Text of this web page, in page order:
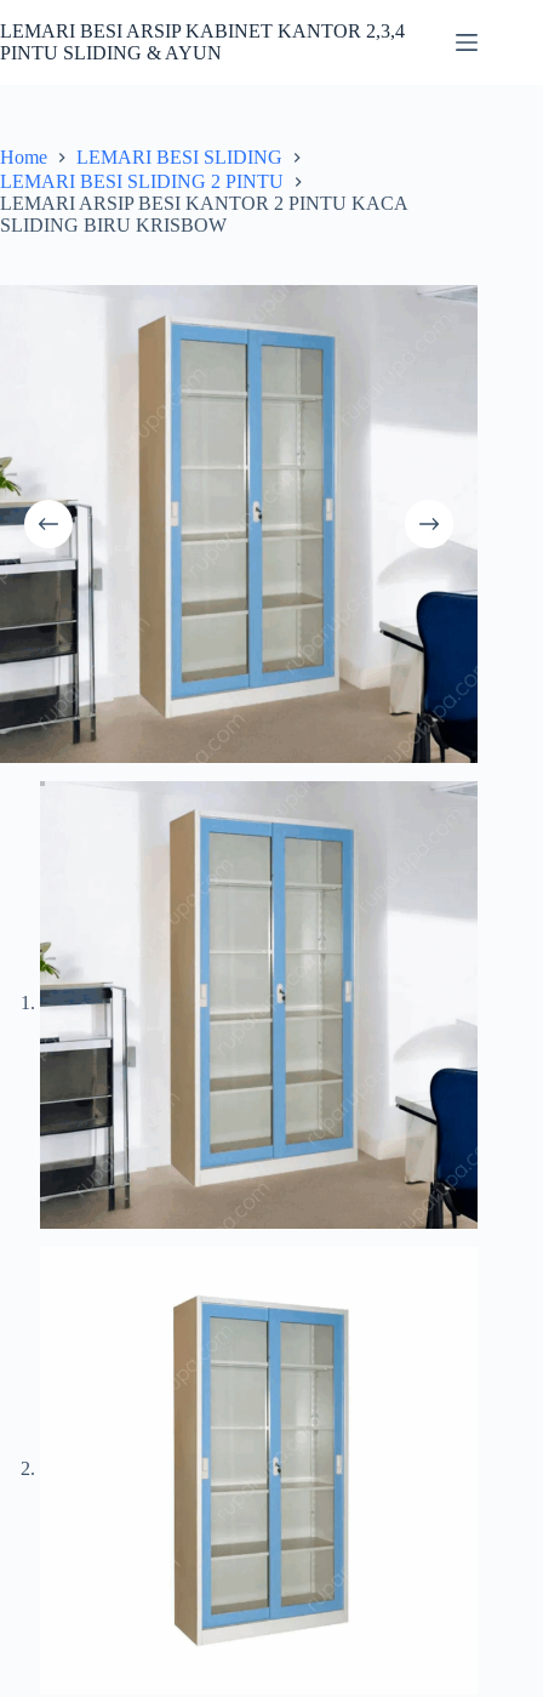
to
content
LEMARI BESI ARSIP KABINET KANTOR 2,3,4
PINTU SLIDING & AYUN
Home
LEMARI BESI SLIDING
LEMARI BESI SLIDING 2 PINTU
LEMARI ARSIP BESI KANTOR 2 PINTU KACA
SLIDING BIRU KRISBOW